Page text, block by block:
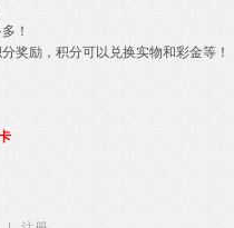
！
奖励，积分可以兑换实物和彩金等！